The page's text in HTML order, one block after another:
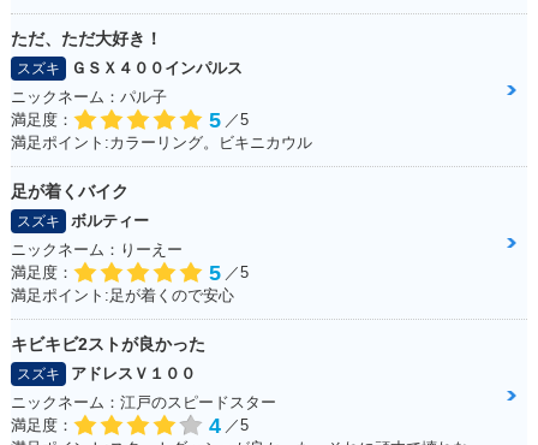
ただ、ただ大好き！
スズキ
ＧＳＸ４００インパルス
ニックネーム：パル子
満足度：
5 ／5
満足ポイント:カラーリング。ビキニカウル
足が着くバイク
スズキ
ボルティー
ニックネーム：りーえー
満足度：
5 ／5
満足ポイント:足が着くので安心
キビキビ2ストが良かった
スズキ
アドレスＶ１００
ニックネーム：江戸のスピードスター
満足度：
4 ／5